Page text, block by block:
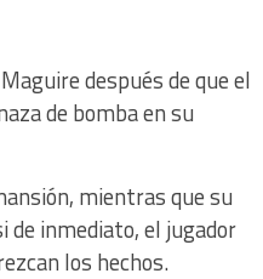
después de que el
de bomba en su
mientras que su
de inmediato, el jugador
los hechos.